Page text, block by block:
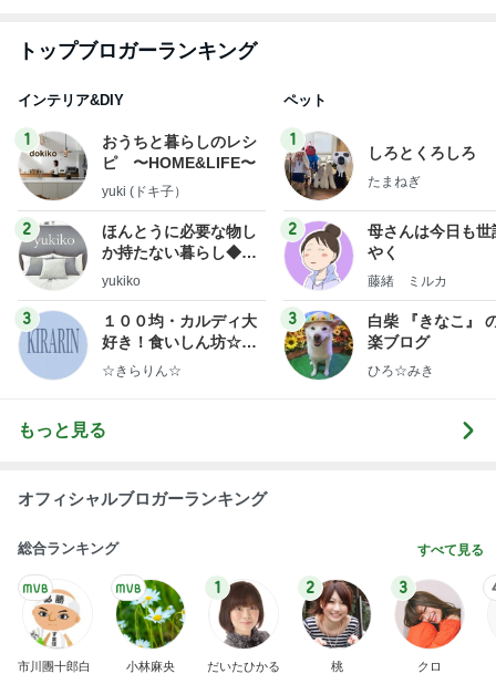
トップブロガーランキング
インテリア&DIY
1
おうちと暮らしのレシ
ピ 〜HOME&LIFE〜
yuki (ドキ子）
2
ほんとうに必要な物し
か持たない暮らし◆Ke
ep Life Simple◆〜イ
yukiko
3
１００均・カルディ大
好き！食いしん坊☆き
らりん☆のブログ
☆きらりん☆
ペット
1
しろとくろしろ
たまねぎ
2
母さんは今日も世
やく
藤緒 ミルカ
3
白柴 『きなこ』
楽ブログ
ひろ☆みき
もっと見る
オフィシャルブロガーランキング
総合ランキング すべて見る
市川團十郎白
小林麻央
1
だいたひかる
2
桃
3
クロ